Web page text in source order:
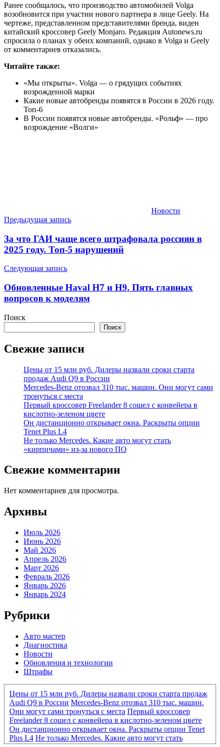
Ранее сообщалось, что производство автомобилей Volga
возобновится при участии нового партнера в лице Geely. На
чертеже, представленном представителями бренда, виден
китайский кроссовер Geely Monjaro. Редакция Autonews.ru
спросила о планах у обеих компаний, однако в Volga и Geely
от комментариев отказались.
Читайте также:
«Мы открыты». Volga — о грядущих событиях
возрожденной марки
Какие новые автобренды появятся в России в 2026 году.
Топ-6
В России появятся новые автобренды. «Рольф» — про
возрождение «Волги»
Новости
Навигация
по
записям
Предыдущая запись
За что ГАИ чаще всего штрафовала россиян в
2025 году. Топ-5 нарушений
Следующая запись
Обновленные Haval H7 и H9. Пять главных
вопросов к моделям
Поиск
Поиск
Свежие записи
Цены от 15 млн руб. Дилеры назвали сроки старта
продаж Audi Q9 в России
Mercedes-Benz отозвал 310 тыс. машин. Они могут сами
тронуться с места
Первый кроссовер Freelander 8 сошел с конвейера в
кислотно-зеленом цвете
Он дистанционно открывает окна. Раскрыты опции
Tenet Plus L4
Не только Mercedes. Какие авто могут стать
«кирпичами» из-за нового ПО
Свежие комментарии
Нет комментариев для просмотра.
Архивы
Июль 2026
Июнь 2026
Май 2026
Апрель 2026
Март 2026
Февраль 2026
Январь 2026
Январь 2024
Рубрики
Авто мастер
Диагностика
Новости
Обновления и технологии
Штрафы
Цены от 15 млн руб. Дилеры назвали сроки старта продаж
Audi Q9 в России Mercedes-Benz отозвал 310 тыс. машин.
Они могут сами тронуться с места Первый кроссовер
Freelander 8 сошел с конвейера в кислотно-зеленом цвете
Он дистанционно открывает окна. Раскрыты опции Tenet
Plus L4 Не только Mercedes. Какие авто могут стать